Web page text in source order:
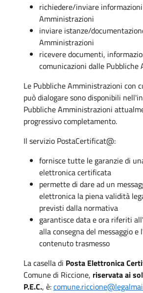
richiedere/inviare
Amministrazioni
inviare istanze/
Amministrazioni
ricevere documenti,
comunicazioni dalle
Le Pubbliche Amministrazioni con
può dialogare sono disponibili
Pubbliche Amministrazioni
progressivo completamento.
Il servizio PostaCertificat@:
fornisce tutte le garanzie di
elettronica certificata
permette di dare ad un
elettronica la piena validità
previsti dalla normativa
garantisce data e ora riferiti
alla consegna del messaggio
contenuto trasmesso
La casella di Posta Elettronica
Comune di Riccione, riservata ai
P.E.C., è: